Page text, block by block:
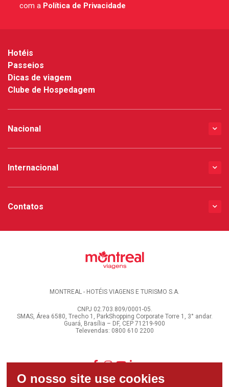
com a Política de Privacidade
Hotéis
Passeios
Dicas de viagem
Clube de Hospedagem
Nacional
Internacional
Contatos
MONTREAL - HOTÉIS VIAGENS E TURISMO S.A.
CNPJ 02.703.809/0001-05.
SMAS, Área 6580, Trecho 1, ParkShopping Corporate Torre 1, 3° andar.
Guará, Brasília – DF, CEP 71219-900
Televendas: 0800 610 2200